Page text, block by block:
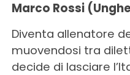
Marco Rossi
Diventa allenatore
muovendosi tra
decide di lasciare